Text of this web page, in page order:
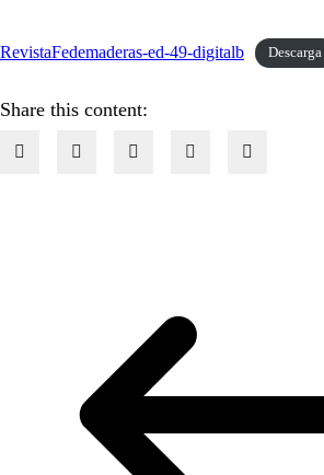
RevistaFedemaderas-ed-49-digitalb Descarga
Share this content: